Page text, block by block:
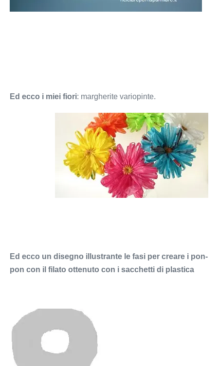
Ed ecco i miei fiori: margherite variopinte.
Ed ecco un disegno illustrante le fasi per creare i pon-
pon con il filato ottenuto con i sacchetti di plastica